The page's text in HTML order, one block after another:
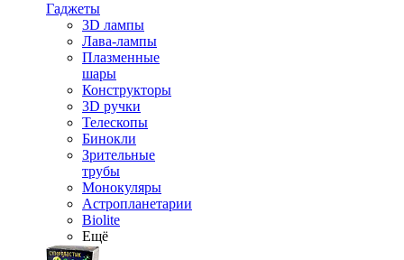
Гаджеты
3D лампы
Лава-лампы
Плазменные
шары
Конструкторы
3D ручки
Телескопы
Бинокли
Зрительные
трубы
Монокуляры
Астропланетарии
Biolite
Ещё